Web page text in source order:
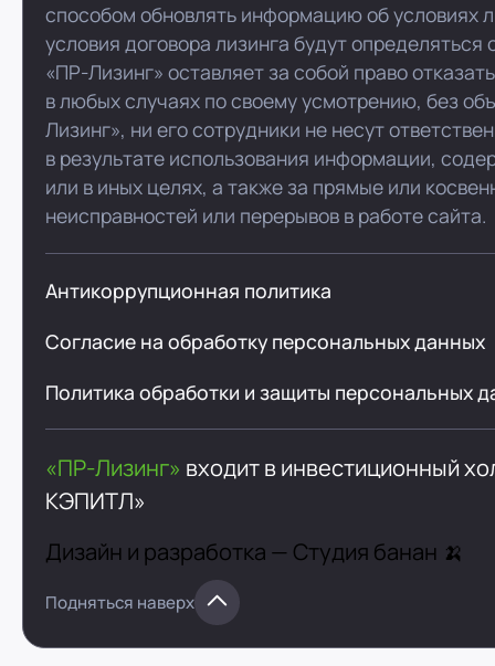
способом обновлять информацию об условиях
условия договора лизинга будут
«ПР-Лизинг» оставляет за собой право
в любых случаях по своему усмотрению, без
Лизинг», ни его сотрудники не несут
в результате использования информации,
или в иных целях, а также за прямые или
неисправностей или перерывов в работе сайта.
Антикоррупционная политика
Согласие на обработку персональных данных
Политика обработки и защиты персональных
«ПР-Лизинг» входит в инвестиционный
КЭПИТЛ»
Дизайн и разработка — Студия банан 🍌
Подняться наверх